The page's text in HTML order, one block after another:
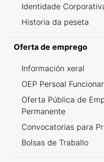
Identidade
Historia da peseta
Oferta de emprego
Información xeral
OEP Persoal
Oferta Pública de
Permanente
Convocatorias para
Bolsas de Traballo